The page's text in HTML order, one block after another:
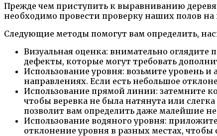
Прежде чем приступить к выравниванию
необходимо провести проверку наших полов
Следующие методы помогут вам определить,
Визуальная оценка: внимательно
дефекты, которые могут требовать
Использование уровня: возьмите уровень и
направлениях. Если есть небольшое
Использование прямой линии: затемните
чтобы веревка не была натянута или
позволит вам определить даже малейшие
Использование водяного уровня:
отклонение уровня в разных местах,